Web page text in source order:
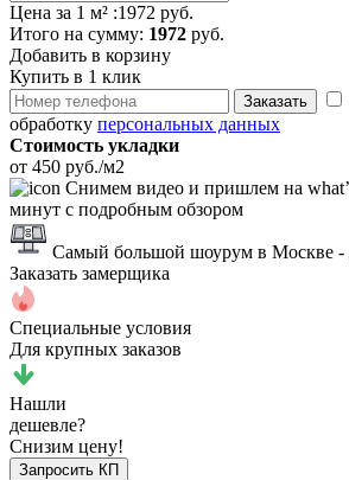
Цена за 1 м² :1972 руб.
Итого на сумму: 1972 руб.
Добавить в корзину
Купить в 1 клик
Заказать
обработку персональных данных
Стоимость укладки
от 450 руб./м2
Снимем видео и пришлем на
минут с подробным обзором
Самый большой шоурум в Москве -
Заказать замерщика
Специальные условия
Для крупных заказов
Нашли
дешевле?
Снизим цену!
Запросить КП